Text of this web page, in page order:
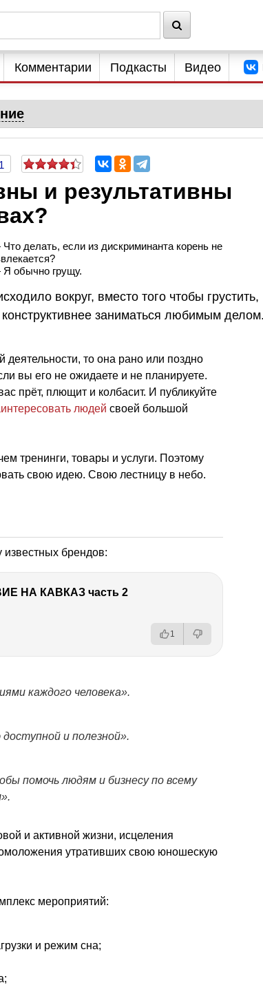
Комментарии Подкасты Видео
и результативны
делать, если из дискриминанта корень не
обычно грущу.
вокруг, вместо того чтобы грустить,
заниматься любимым делом.
то она рано или поздно
вы его не ожидаете и не планируете.
прёт, плющит и колбасит. И публикуйте
людей своей большой
тренинги, товары и услуги. Поэтому
свою идею. Свою лестницу в небо.
известных брендов:
НА КАВКАЗ часть 2
1
каждого человека».
и полезной».
помочь людям и бизнесу по всему
и активной жизни, исцеления
утративших свою юношескую
мероприятий:
и режим сна;